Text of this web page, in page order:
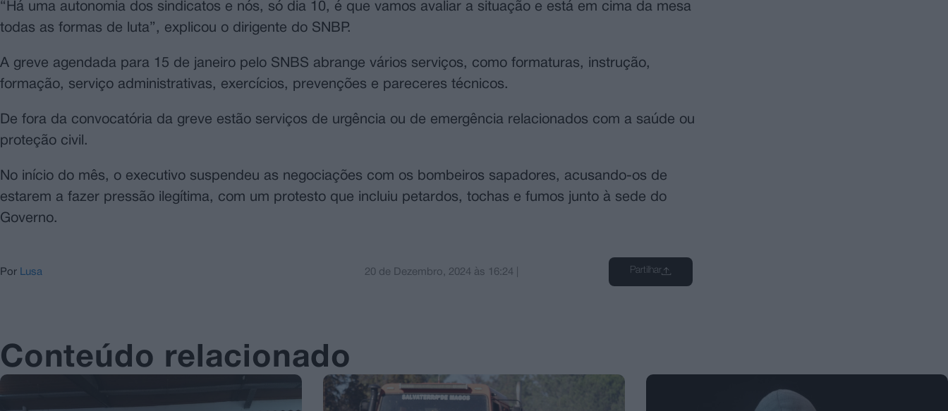
“Há uma autonomia dos sindicatos e nós, só dia 10, é que vamos avaliar a situação e está em cima da mesa
todas as formas de luta”, explicou o dirigente do SNBP.
A greve agendada para 15 de janeiro pelo SNBS abrange vários serviços, como formaturas, instrução,
formação, serviço administrativas, exercícios, prevenções e pareceres técnicos.
De fora da convocatória da greve estão serviços de urgência ou de emergência relacionados com a saúde ou
proteção civil.
No início do mês, o executivo suspendeu as negociações com os bombeiros sapadores, acusando-os de
estarem a fazer pressão ilegítima, com um protesto que incluiu petardos, tochas e fumos junto à sede do
Governo.
Por Lusa 20 de Dezembro, 2024 às 16:24 Partilhar
Conteúdo relacionado